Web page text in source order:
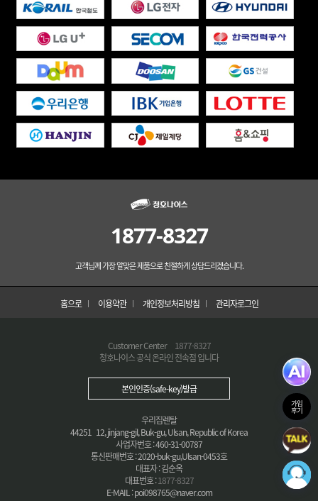
1877-8327
고객님께 가장 알맞은 제품으로 친절하게 상담드리겠습니다.
홈으로 이용약관 개인정보처리방침 관리자로그인
Customer Center 1877-8327
청호나이스 공식 온라인 전속점 입니다
본인인증(safe-key)발급
우리집렌탈
44251 12, jinjang-gil, Buk-gu, Ulsan, Republic of Korea
사업자번호 : 460-31-00787
통신판매번호 : 2020-buk-gu,Ulsan-0453호
대표자 : 김순옥
대표번호 :1877-8327
E-MAIL : poi098765@naver.com
가입
후기